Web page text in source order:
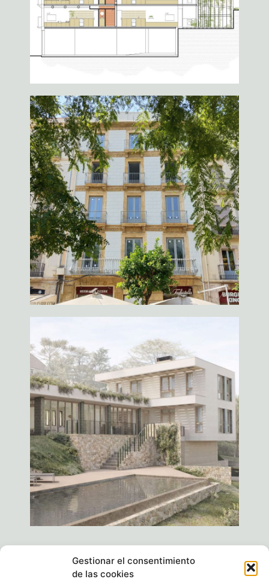
Gestionar el consentimiento
de las cookies